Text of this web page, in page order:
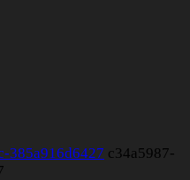
385a916d6427 c34a5987-